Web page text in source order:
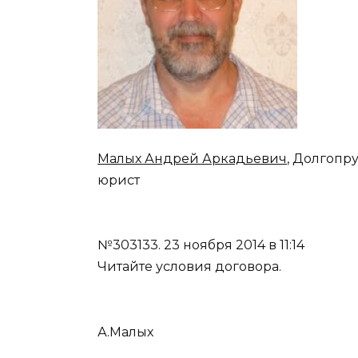
Малых Андрей Аркадьевич,
юрист
№303133. 23 ноября 2014 в 11:14
Читайте условия договора.
А.Малых